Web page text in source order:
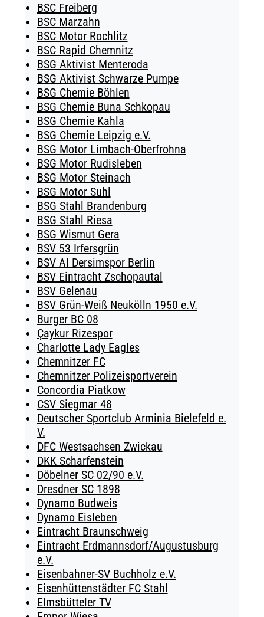
BSC Freiberg
BSC Marzahn
BSC Motor Rochlitz
BSC Rapid Chemnitz
BSG Aktivist Menteroda
BSG Aktivist Schwarze Pumpe
BSG Chemie Böhlen
BSG Chemie Buna Schkopau
BSG Chemie Kahla
BSG Chemie Leipzig e.V.
BSG Motor Limbach-Oberfrohna
BSG Motor Rudisleben
BSG Motor Steinach
BSG Motor Suhl
BSG Stahl Brandenburg
BSG Stahl Riesa
BSG Wismut Gera
BSV 53 Irfersgrün
BSV Al Dersimspor Berlin
BSV Eintracht Zschopautal
BSV Gelenau
BSV Grün-Weiß Neukölln 1950 e.V.
Burger BC 08
Çaykur Rizespor
Charlotte Lady Eagles
Chemnitzer FC
Chemnitzer Polizeisportverein
Concordia Piatkow
CSV Siegmar 48
Deutscher Sportclub Arminia Bielefeld e.
V.
DFC Westsachsen Zwickau
DKK Scharfenstein
Döbelner SC 02/90 e.V.
Dresdner SC 1898
Dynamo Budweis
Dynamo Eisleben
Eintracht Braunschweig
Eintracht Erdmannsdorf/Augustusburg
e.V.
Eisenbahner-SV Buchholz e.V.
Eisenhüttenstädter FC Stahl
Elmsbütteler TV